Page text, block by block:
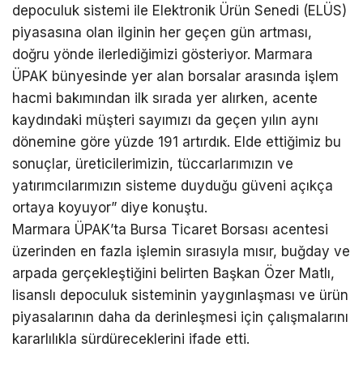
depoculuk sistemi ile Elektronik Ürün Senedi (ELÜS)
piyasasına olan ilginin her geçen gün artması,
doğru yönde ilerlediğimizi gösteriyor. Marmara
ÜPAK bünyesinde yer alan borsalar arasında işlem
hacmi bakımından ilk sırada yer alırken, acente
kaydındaki müşteri sayımızı da geçen yılın aynı
dönemine göre yüzde 191 artırdık. Elde ettiğimiz bu
sonuçlar, üreticilerimizin, tüccarlarımızın ve
yatırımcılarımızın sisteme duyduğu güveni açıkça
ortaya koyuyor” diye konuştu.
Marmara ÜPAK’ta Bursa Ticaret Borsası acentesi
üzerinden en fazla işlemin sırasıyla mısır, buğday ve
arpada gerçekleştiğini belirten Başkan Özer Matlı,
lisanslı depoculuk sisteminin yaygınlaşması ve ürün
piyasalarının daha da derinleşmesi için çalışmalarını
kararlılıkla sürdüreceklerini ifade etti.